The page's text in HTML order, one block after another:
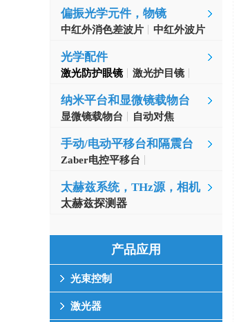
偏振光学元件，物镜
中红外消色差波片 中红外波片
光学配件
激光防护眼镜 激光护目镜
纳米平台和显微镜载物台
显微镜载物台 自动对焦
手动/电动平移台和隔震台
Zaber电控平移台
太赫兹系统，THz源，相机
太赫兹探测器
产品应用
光束控制
激光器